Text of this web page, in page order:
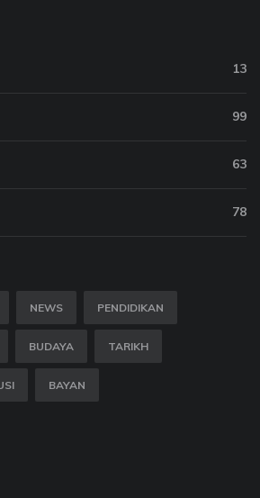
13
99
63
78
NEWS PENDIDIKAN
BUDAYA TARIKH
BAYAN